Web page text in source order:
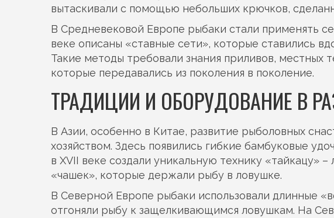
вытаскивали с помощью небольших крючков,
В Средневековой Европе рыбаки стали применять
веке описаны «ставные сети», которые ставились
Такие методы требовали знания приливов, местных
которые передавались из поколения в поколение.
ТРАДИЦИИ И ОБОРУДОВАНИЕ В
В Азии, особенно в Китае, развитие рыболовных
хозяйством. Здесь появились гибкие бамбуковые
в XVII веке создали уникальную технику «тайкацу»
«чашек», которые держали рыбу в ловушке.
В Северной Европе рыбаки использовали длинные
отгоняли рыбу к защелкивающимся ловушкам. На